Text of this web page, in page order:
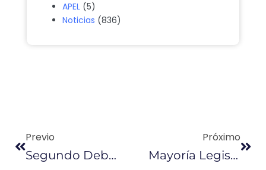
APEL (5)
Noticias (836)
Previo
Segundo Debate De Ley Económica Se Retomará Este 21 De Junio
Próximo
Mayoría Legislativa Aprobó La Ley De Fomento Productivo